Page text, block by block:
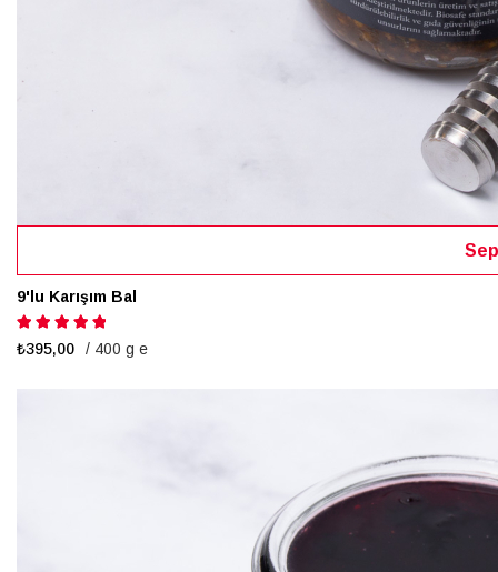
9'lu Karışım Bal
Puanlama:
₺395,00 / 400 g e